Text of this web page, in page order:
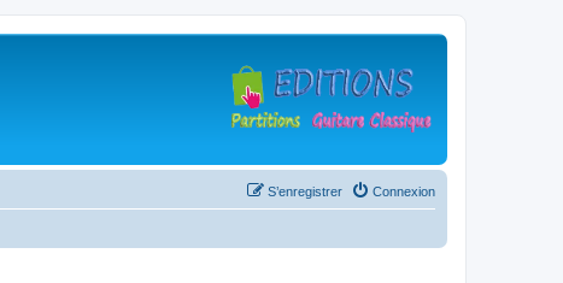
Connexion
S’enregistrer